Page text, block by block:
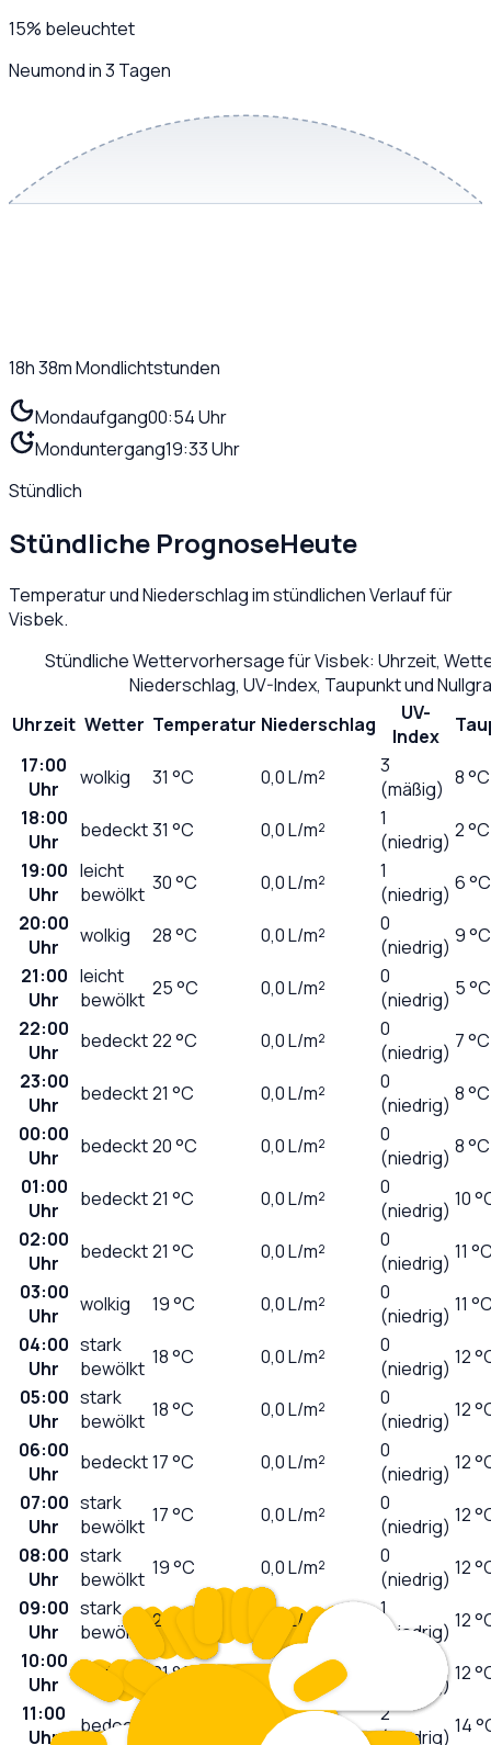
15% beleuchtet
Neumond in 3 Tagen
18h 38mMondlichtstunden
Mondaufgang00:54 Uhr
Monduntergang19:33 Uhr
Stündlich
Stündliche PrognoseHeute
Temperatur und Niederschlag im stündlichen Verlauf für
Visbek.
Stündliche Wettervorhersage fürVisbek: Uhrzeit,
Niederschlag, UV-Index, Taupunkt und
Uhrzeit Wetter Temperatur Niederschlag
UV-
Index
17:00
Uhr
wolkig 31 °C 0,0L/m²
3
(mäßig) 8 °C
18:00
Uhr
bedeckt31 °C 0,0L/m²
1
(niedrig) 2 °C
19:00
Uhr
leicht
bewölkt 30°C 0,0L/m²
1
(niedrig) 6 °C
20:00
Uhr
wolkig 28°C 0,0L/m²
0
(niedrig) 9 °C
21:00
Uhr
leicht
bewölkt 25°C 0,0L/m²
0
(niedrig) 5 °C
22:00
Uhr
bedeckt22°C 0,0L/m²
0
(niedrig) 7 °C
23:00
Uhr
bedeckt21 °C 0,0L/m²
0
(niedrig) 8 °C
00:00
Uhr
bedeckt20°C 0,0L/m²
0
(niedrig) 8 °C
01:00
Uhr
bedeckt21 °C 0,0L/m²
0
(niedrig) 10
02:00
Uhr
bedeckt21 °C 0,0L/m²
0
(niedrig) 11
03:00
Uhr
wolkig 19°C 0,0L/m²
0
(niedrig) 11
04:00
Uhr
stark
bewölkt 18°C 0,0L/m²
0
(niedrig) 12
05:00
Uhr
stark
bewölkt 18°C 0,0L/m²
0
(niedrig) 12
06:00
Uhr
bedeckt17°C 0,0L/m²
0
(niedrig) 12
07:00
Uhr
stark
bewölkt 17°C 0,0L/m²
0
(niedrig) 12
08:00
Uhr
stark
bewölkt 19°C 0,0L/m²
0
(niedrig) 12
09:00
Uhr
stark
bewölkt
20 L/m²
1
(niedrig) 12
10:00
Uhr
bedeckt 21°C 0,0 L/m²
(niedrig) 12
11:00
Uhr
bedeckt 0,0L/m²
2
(niedrig) 14